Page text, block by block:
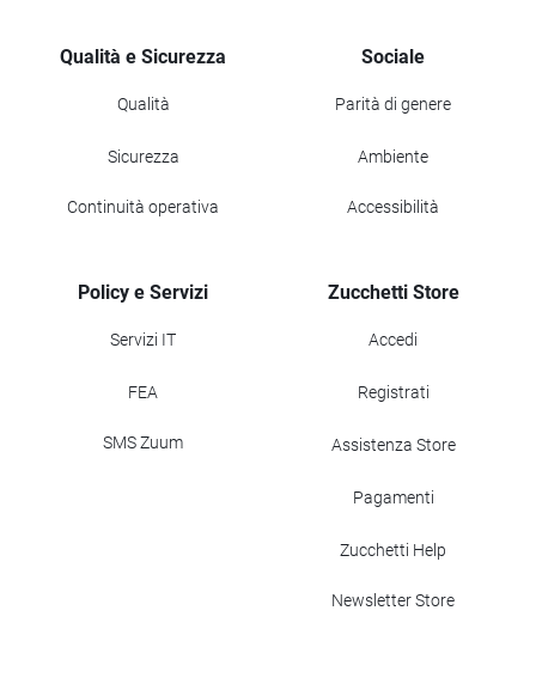
Qualità e Sicurezza
Qualità
Sicurezza
Continuità operativa
Sociale
Parità di genere
Ambiente
Accessibilità
Policy e Servizi
Servizi IT
FEA
SMS Zuum
Zucchetti Store
Accedi
Registrati
Assistenza Store
Pagamenti
Zucchetti Help
Newsletter Store